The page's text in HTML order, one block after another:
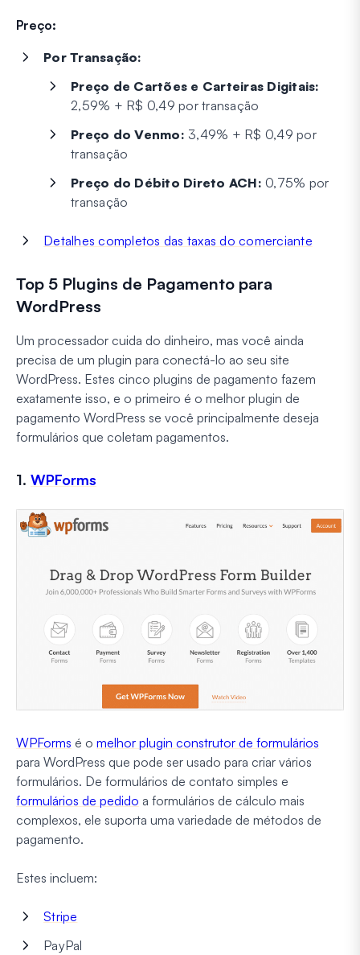
Preço:
Por Transação:
Preço de Cartões e Carteiras Digitais:
2,59% + R$ 0,49 por transação
Preço do Venmo: 3,49% + R$ 0,49 por
transação
Preço do Débito Direto ACH: 0,75% por
transação
Detalhes completos das taxas do comerciante
Top 5 Plugins de Pagamento para
WordPress
Um processador cuida do dinheiro, mas você ainda
precisa de um plugin para conectá-lo ao seu site
WordPress. Estes cinco plugins de pagamento fazem
exatamente isso, e o primeiro é o melhor plugin de
pagamento WordPress se você principalmente deseja
formulários que coletam pagamentos.
1. WPForms
WPForms é o melhor plugin construtor de formulários
para WordPress que pode ser usado para criar vários
formulários. De formulários de contato simples e
formulários de pedido a formulários de cálculo mais
complexos, ele suporta uma variedade de métodos de
pagamento.
Estes incluem:
Stripe
PayPal